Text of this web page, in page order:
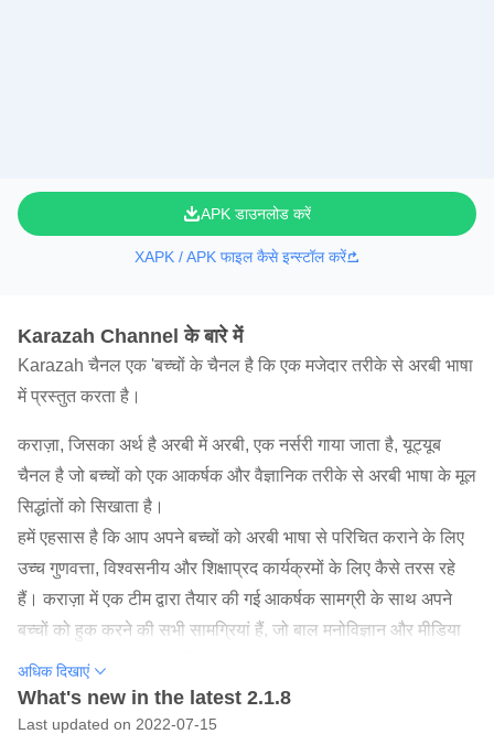
APK डाउनलोड करें
XAPK / APK फाइल कैसे इन्स्टॉल करें
Karazah Channel के बारे में
Karazah चैनल एक 'बच्चों के चैनल है कि एक मजेदार तरीके से अरबी भाषा
में प्रस्तुत करता है।
कराज़ा, जिसका अर्थ है अरबी में अरबी, एक नर्सरी गाया जाता है, यूट्यूब
चैनल है जो बच्चों को एक आकर्षक और वैज्ञानिक तरीके से अरबी भाषा के मूल
सिद्धांतों को सिखाता है।
हमें एहसास है कि आप अपने बच्चों को अरबी भाषा से परिचित कराने के लिए
उच्च गुणवत्ता, विश्वसनीय और शिक्षाप्रद कार्यक्रमों के लिए कैसे तरस रहे
हैं। कराज़ा में एक टीम द्वारा तैयार की गई आकर्षक सामग्री के साथ अपने
बच्चों को हुक करने की सभी सामग्रियां हैं, जो बाल मनोविज्ञान और मीडिया
उत्पादन में अच्छी तरह से वाकिफ हैं। यह आपके बच्चे को उन YouTube
चैनलों के आदी होने से भी बचा सकता है जो बच्चे के चैनलों की आड़ में
आपत्तिजनक सामग्री का मंथन करते हैं।
अधिक दिखाएं
What's new in the latest 2.1.8
Last updated on 2022-07-15